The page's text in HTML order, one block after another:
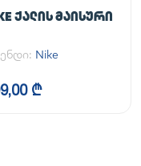
ᲥᲐᲚᲘᲡ ᲛᲐᲘᲡᲣᲠᲘ
Nike
₾